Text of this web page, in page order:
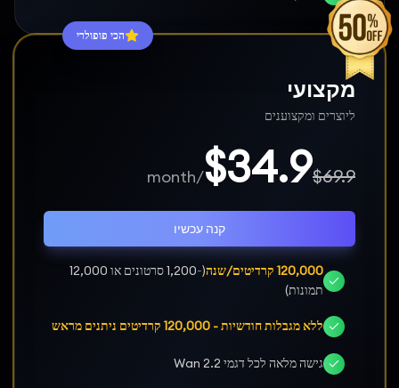
הכי פופולרי
מקצועי
ליוצרים ומקצוענים
$34.9$69.9
/month
קנה עכשיו
120,000 קרדיטים/שנה
(~1,200 סרטונים או 12,000
תמונות)
ללא מגבלות חודשיות - 120,000 קרדיטים ניתנים מראש
גישה מלאה לכל דגמי Wan 2.2